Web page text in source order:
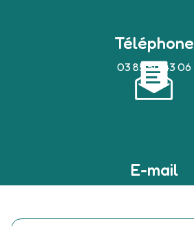
Téléphone
03 85 50 43 06
E-mail